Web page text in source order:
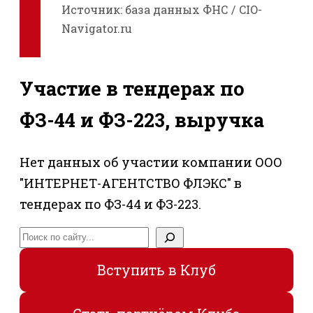
Источник: база данных ФНС / CIO-
Navigator.ru
Участие в тендерах по
ФЗ-44 и ФЗ-223, выручка
Нет данных об участии компании ООО
"ИНТЕРНЕТ-АГЕНТСТВО ФЛЭКС" в
тендерах по ФЗ-44 и ФЗ-223.
Поиск
Вступить в Клуб